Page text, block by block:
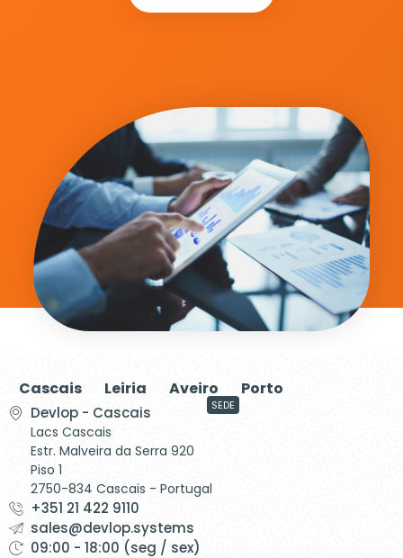
Cascais Leiria Aveiro Porto
Devlop - Cascais
Lacs Cascais
Estr. Malveira da Serra 920
Piso 1
2750-834 Cascais - Portugal
SEDE
+351 21 422 9110
sales@devlop.systems
09:00 - 18:00 (seg / sex)